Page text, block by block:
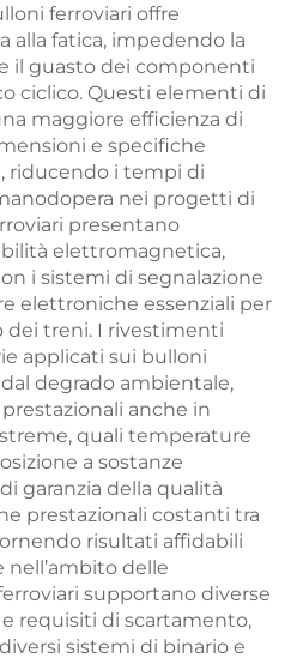
ferroviari offre
alla fatica, impedendo la
il guasto dei componenti
ciclico. Questi elementi di
maggiore efficienza di
e specifiche
riducendo i tempi di
nei progetti di
presentano
elettromagnetica,
i sistemi di segnalazione
elettroniche essenziali per
dei treni. I rivestimenti
applicati sui bulloni
degrado ambientale,
anche in
quali temperature
a sostanze
garanzia della qualità
prestazionali costanti tra
risultati affidabili
nell’ambito delle
supportano diverse
requisiti di scartamento,
sistemi di binario e